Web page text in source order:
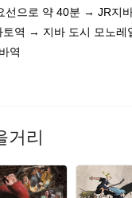
선으로 약 40분 → JR지
토역 → 지바 도시 모노레
역
거리